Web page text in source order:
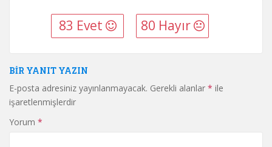
83 Evet 80 Hayır
BIR YANIT YAZIN
E-posta adresiniz yayınlanmayacak. Gerekli alanlar * ile
işaretlenmişlerdir
Yorum *